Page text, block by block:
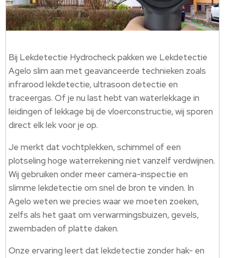
Bij Lekdetectie Hydrocheck pakken we Lekdetectie
Agelo slim aan met geavanceerde technieken zoals
infrarood lekdetectie, ultrasoon detectie en
traceergas. Of je nu last hebt van waterlekkage in
leidingen of lekkage bij de vloerconstructie, wij sporen
direct elk lek voor je op.
Je merkt dat vochtplekken, schimmel of een
plotseling hoge waterrekening niet vanzelf verdwijnen.
Wij gebruiken onder meer camera-inspectie en
slimme lekdetectie om snel de bron te vinden. In
Agelo weten we precies waar we moeten zoeken,
zelfs als het gaat om verwarmingsbuizen, gevels,
zwembaden of platte daken.
Onze ervaring leert dat lekdetectie zonder hak- en